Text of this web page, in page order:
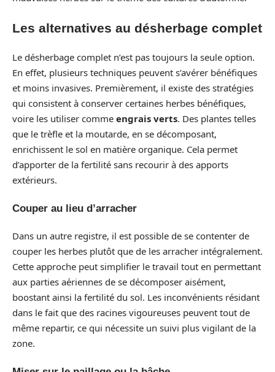
Les alternatives au désherbage complet
Le désherbage complet n’est pas toujours la seule option.
En effet, plusieurs techniques peuvent s’avérer bénéfiques
et moins invasives. Premièrement, il existe des stratégies
qui consistent à conserver certaines herbes bénéfiques,
voire les utiliser comme engrais verts. Des plantes telles
que le trèfle et la moutarde, en se décomposant,
enrichissent le sol en matière organique. Cela permet
d’apporter de la fertilité sans recourir à des apports
extérieurs.
Couper au lieu d’arracher
Dans un autre registre, il est possible de se contenter de
couper les herbes plutôt que de les arracher intégralement.
Cette approche peut simplifier le travail tout en permettant
aux parties aériennes de se décomposer aisément,
boostant ainsi la fertilité du sol. Les inconvénients résidant
dans le fait que des racines vigoureuses peuvent tout de
même repartir, ce qui nécessite un suivi plus vigilant de la
zone.